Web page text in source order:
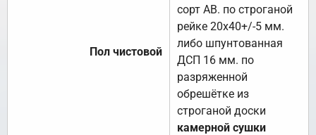
Пол чистовой
сорт АВ. по строганой
рейке 20х40+/-5 мм.
либо шпунтованная
ДСП 16 мм. по
разряженной
обрешётке из
строганой доски
камерной сушки